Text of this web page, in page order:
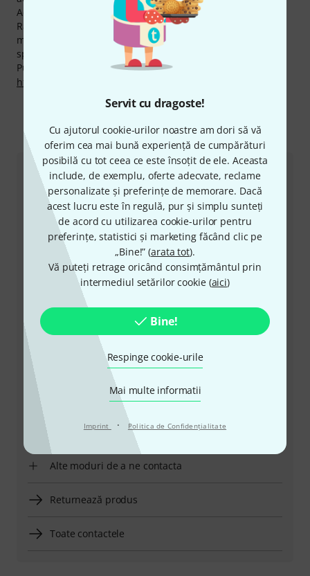
Servit cu dragoste!
Cu ajutorul cookie-urilor noastre am dori să vă
oferim cea mai bună experiență de cumpărături
posibilă cu tot ceea ce este însoțit de ele. Aceasta
include, de exemplu, oferte adecvate, reclame
personalizate și preferințe de memorare. Dacă
acest lucru este în regulă, pur și simplu sunteți
de acord cu utilizarea cookie-urilor pentru
preferințe, statistici și marketing făcând clic pe
„Bine!” (arata tot).
Vă puteți retrage oricând consimțământul prin
intermediul setărilor cookie (aici)
Bine!
Respinge cookie-urile
Mai multe informatii
Imprint · Politica de Confidenţialitate
Acordăm deasemenea pentru produsele Laserworld,
Rambursarea Banilor în 30 de Zile, 3 ani garanţie cât şi
multe alte servicii cum ar fi asistenţa pe site asigurată de
specialişti calificaţi,etc.
Puteți găsi mai multe informații despre producător pe
http://www.laserworld.com
Ne puteți contacta astfel
Serviciul Clienți România
+49-9546-9223-530
Personalul nostru de la service e aici pentru a vă ajuta
cu orice problemă
Pregătiți număr client
Ore de Program (CEST - Ora de vară
din Europa Centrală)
Solicită să fii contactat
Alte moduri de a ne contacta
Returnează produs
Toate contactele